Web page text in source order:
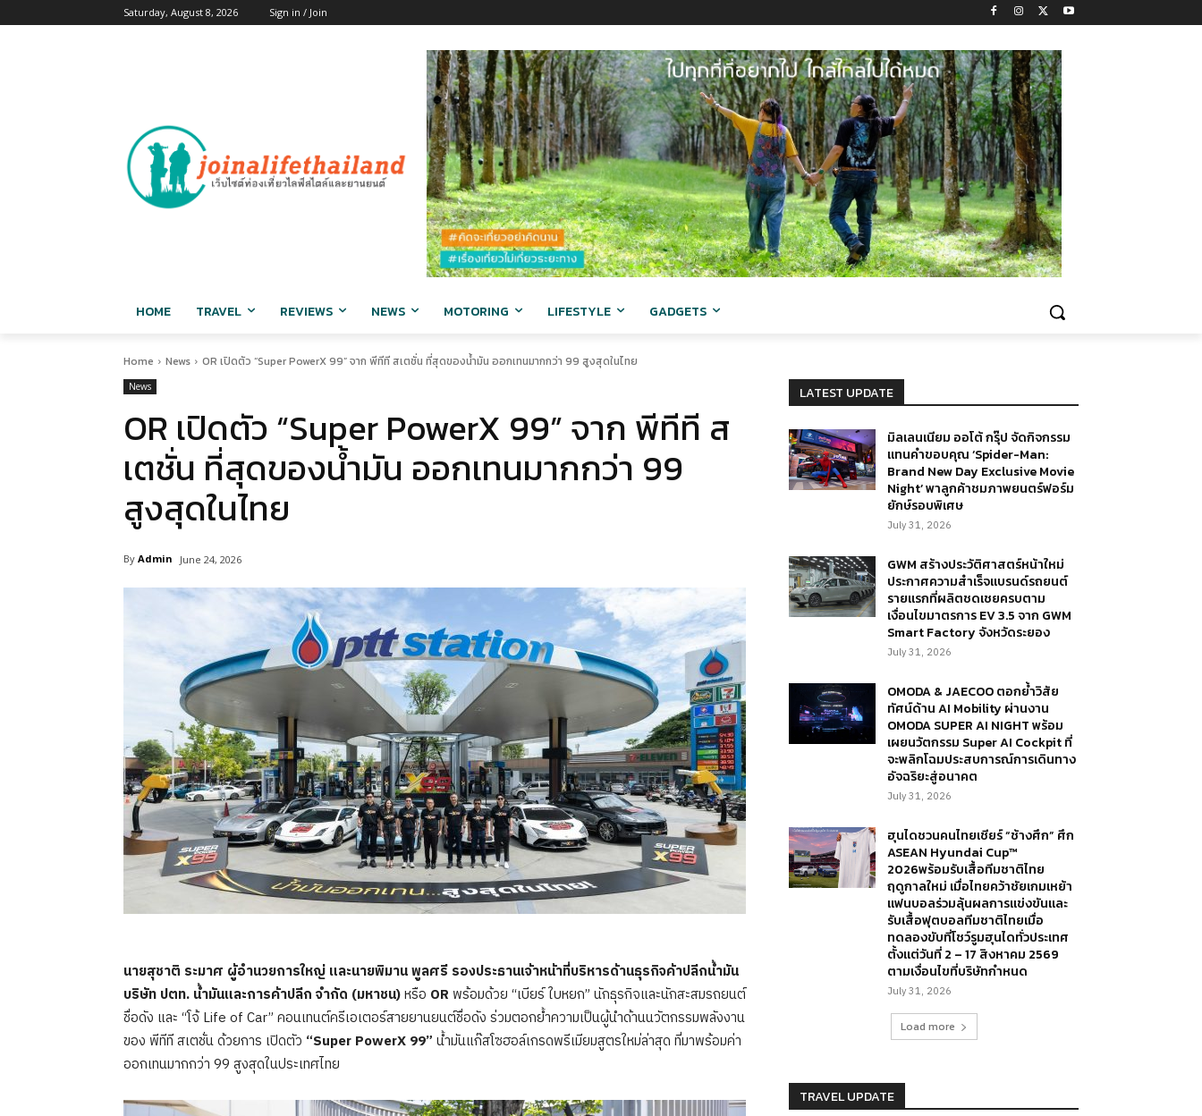
Saturday, August 8, 2026 Sign in / Join
HOME TRAVEL REVIEWS NEWS MOTORING LIFESTYLE GADGETS
Home News OR เปิดตัว “Super PowerX 99” จาก พีทีที สเตชั่น ที่สุดของน้ำมัน ออกเทนมากกว่า 99 สูงสุดในไทย
News
OR เปิดตัว “Super PowerX 99” จาก พีทีที ส
เตชั่น ที่สุดของน้ำมัน ออกเทนมากกว่า 99
สูงสุดในไทย
By Admin June 24, 2026
นายสุชาติ ระมาศ ผู้อำนวยการใหญ่ และนายพิมาน พูลศรี รองประธานเจ้าหน้าที่บริหารด้านธุรกิจค้าปลีกน้ำมัน
บริษัท ปตท. น้ำมันและการค้าปลีก จำกัด (มหาชน)หรือ OR พร้อมด้วย “เบียร์ ใบหยก” นักธุรกิจและนักสะสมรถยนต์
ชื่อดัง และ “โจ้ Life of Car” คอนเทนต์ครีเอเตอร์สายยานยนต์ชื่อดัง ร่วมตอกย้ำความเป็นผู้นำด้านนวัตกรรมพลังงาน
ของ พีทีที สเตชั่น ด้วยการ เปิดตัว “Super PowerX 99” น้ำมันแก๊สโซฮอล์เกรดพรีเมียมสูตรใหม่ล่าสุด ที่มาพร้อมค่า
ออกเทนมากกว่า 99 สูงสุดในประเทศไทย
LATEST UPDATE
มิลเลนเนียม ออโต้ กรุ๊ป จัดกิจกรรม
แทนคำขอบคุณ ‘Spider-Man:
Brand New Day Exclusive Movie
Night’ พาลูกค้าชมภาพยนตร์ฟอร์ม
ยักษ์รอบพิเศษ
July 31, 2026
GWM สร้างประวัติศาสตร์หน้าใหม่
ประกาศความสำเร็จแบรนด์รถยนต์
รายแรกที่ผลิตชดเชยครบตาม
เงื่อนไขมาตรการ EV 3.5 จาก GWM
Smart Factory จังหวัดระยอง
July 31, 2026
OMODA & JAECOO ตอกย้ำวิสัย
ทัศน์ด้าน AI Mobility ผ่านงาน
OMODA SUPER AI NIGHT พร้อม
เผยนวัตกรรม Super AI Cockpit ที่
จะพลิกโฉมประสบการณ์การเดินทาง
อัจฉริยะสู่อนาคต
July 31, 2026
ฮุนไดชวนคนไทยเชียร์ “ช้างศึก” ศึก
ASEAN Hyundai Cup™
2026พร้อมรับเสื้อทีมชาติไทย
ฤดูกาลใหม่ เมื่อไทยคว้าชัยเกมเหย้า
แฟนบอลร่วมลุ้นผลการแข่งขันและ
รับเสื้อฟุตบอลทีมชาติไทยเมื่อ
ทดลองขับที่โชว์รูมฮุนไดทั่วประเทศ
ตั้งแต่วันที่ 2 – 17 สิงหาคม 2569
ตามเงื่อนไขที่บริษัทกำหนด
July 31, 2026
Load more
TRAVEL UPDATE